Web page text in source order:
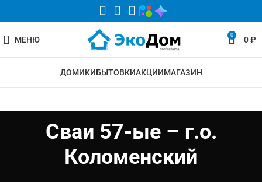
МЕНЮ 0 0₽
ДОМИКИБЫТОВКИАКЦИИМАГАЗИН
Сваи 57-ые – г.о.
Коломенский